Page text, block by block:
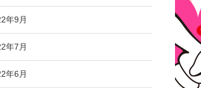
年9月
年7月
年6月